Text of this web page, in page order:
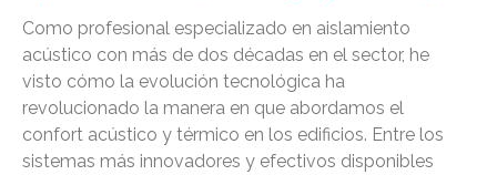
Como profesional especializado en aislamiento
acústico con más de dos décadas en el sector, he
visto cómo la evolución tecnológica ha
revolucionado la manera en que abordamos el
confort acústico y térmico en los edificios. Entre los
sistemas más innovadores y efectivos disponibles